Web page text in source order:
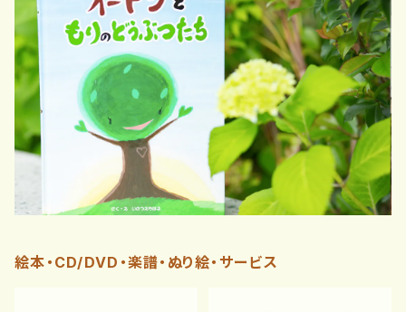
絵本・CD/DVD・楽譜・ぬり絵・サービス